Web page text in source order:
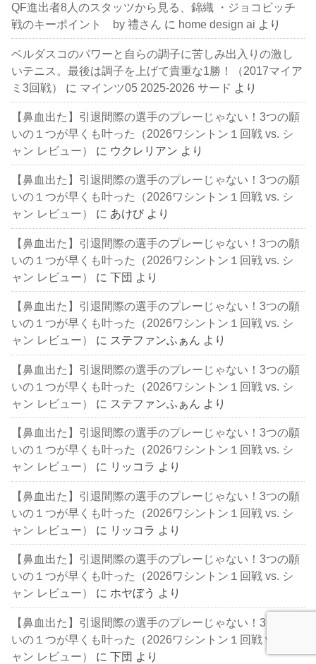
QF進出者8人のスタッツから見る、錦織 ・ジョコビッチ
戦のキーポイント by 禮さん に home design ai より
ベルダスコのパワーと自らの調子に苦しみ出入りの激し
いテニス。最後は調子を上げて貴重な1勝！（2017マイア
ミ3回戦）
に マインツ05 2025-2026 サード より
【鼻血出た】引退間際の選手のプレーじゃない！3つの願
いの１つが早くも叶った（2026ワシントン１回戦 vs. シ
ャン レビュー）
に ウクレリアン より
【鼻血出た】引退間際の選手のプレーじゃない！3つの願
いの１つが早くも叶った（2026ワシントン１回戦 vs. シ
ャン レビュー）
に あけび より
【鼻血出た】引退間際の選手のプレーじゃない！3つの願
いの１つが早くも叶った（2026ワシントン１回戦 vs. シ
ャン レビュー）
に下団 より
【鼻血出た】引退間際の選手のプレーじゃない！3つの願
いの１つが早くも叶った（2026ワシントン１回戦 vs. シ
ャン レビュー）
に ステファンふぁん より
【鼻血出た】引退間際の選手のプレーじゃない！3つの願
いの１つが早くも叶った（2026ワシントン１回戦 vs. シ
ャン レビュー）
に ステファンふぁん より
【鼻血出た】引退間際の選手のプレーじゃない！3つの願
いの１つが早くも叶った（2026ワシントン１回戦 vs. シ
ャン レビュー）
に リッコラ より
【鼻血出た】引退間際の選手のプレーじゃない！3つの願
いの１つが早くも叶った（2026ワシントン１回戦 vs. シ
ャン レビュー）
に リッコラ より
【鼻血出た】引退間際の選手のプレーじゃない！3つの願
いの１つが早くも叶った（2026ワシントン１回戦 vs. シ
ャン レビュー）
に ホヤぼう より
【鼻血出た】引退間際の選手のプレーじゃない！3つの願
いの１つが早くも叶った（2026ワシントン１回戦 vs. シ
ャン レビュー）
に下団 より